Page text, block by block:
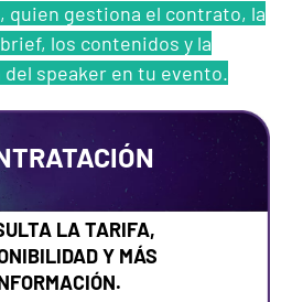
quien gestiona el contrato, la
los contenidos y la
speaker en tu evento.
LA TARIFA,
Y MÁS